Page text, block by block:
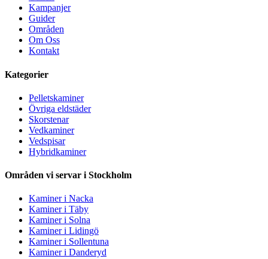
Kampanjer
Guider
Områden
Om Oss
Kontakt
Kategorier
Pelletskaminer
Övriga eldstäder
Skorstenar
Vedkaminer
Vedspisar
Hybridkaminer
Områden vi servar i Stockholm
Kaminer i Nacka
Kaminer i Täby
Kaminer i Solna
Kaminer i Lidingö
Kaminer i Sollentuna
Kaminer i Danderyd